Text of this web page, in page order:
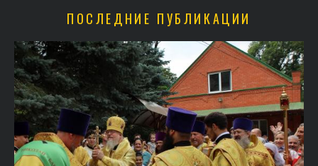
ПОСЛЕДНИЕ ПУБЛИКАЦИИ